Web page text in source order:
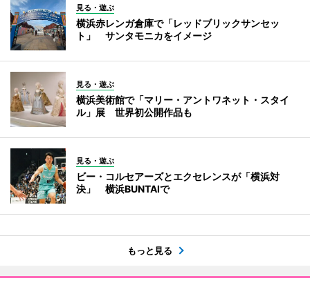
見る・遊ぶ
横浜赤レンガ倉庫で「レッドブリックサンセッ
ト」 サンタモニカをイメージ
見る・遊ぶ
横浜美術館で「マリー・アントワネット・スタイ
ル」展 世界初公開作品も
見る・遊ぶ
ビー・コルセアーズとエクセレンスが「横浜対
決」 横浜BUNTAIで
もっと見る